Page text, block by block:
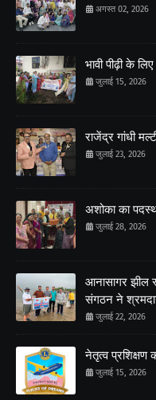
अगस्त 02, 2026
भावी पीढ़ी के
जुलाई 15, 2026
राजेंद्र गांधी
जुलाई 23, 2026
अशोका का
जुलाई 28, 2026
आनासागर झील
संगठन ने
जुलाई 22, 2026
नेतृत्व प्रशिक्षण
जुलाई 15, 2026